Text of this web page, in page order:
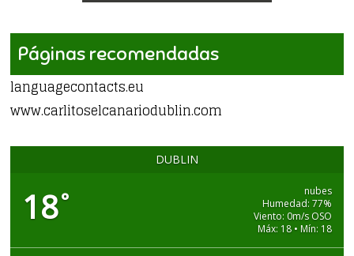
Páginas recomendadas
languagecontacts.eu
www.carlitoselcanariodublin.com
DUBLIN
18°
nubes
Humedad: 77%
Viento: 0m/s OSO
Máx: 18 • Mín: 18